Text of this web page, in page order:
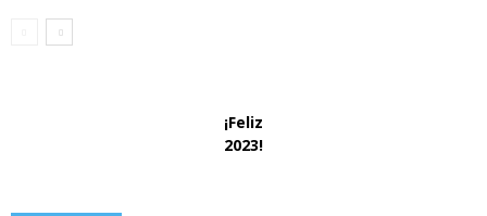
¡Feliz
2023!